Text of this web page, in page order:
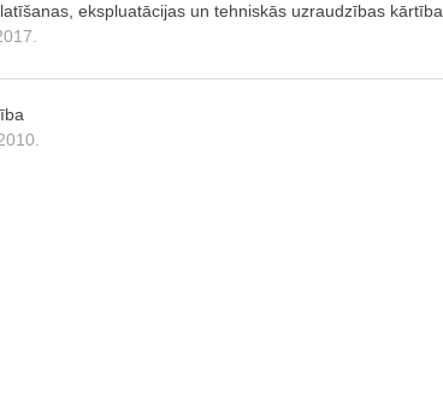
ekspluatācijas un tehniskās uzraudzības kārtība